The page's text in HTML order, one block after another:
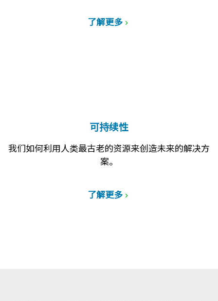
了解更多
可持续性
我们如何利用人类最古老的资源来创造未来的解决方
案。
了解更多